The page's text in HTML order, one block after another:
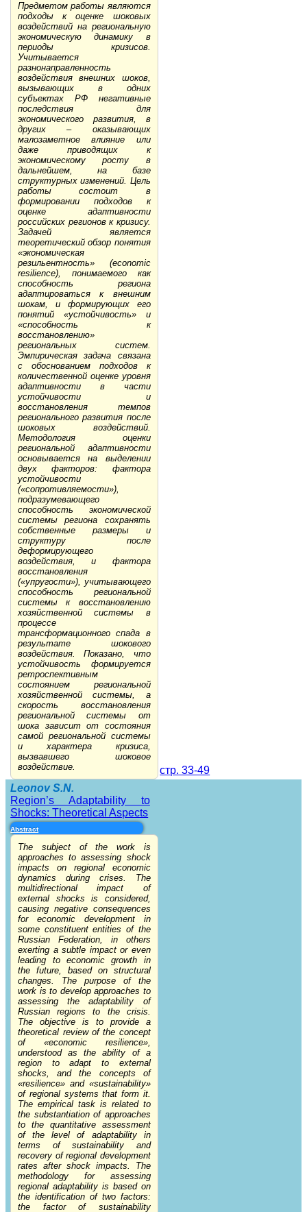
Предметом работы являются
подходы к оценке шоковых
воздействий на региональную
экономическую динамику в
периоды кризисов.
Учитывается
разнонаправленность
воздействия внешних шоков,
вызывающих в одних
субъектах РФ негативные
последствия для
экономического развития, в
других – оказывающих
малозаметное влияние или
даже приводящих к
экономическому росту в
дальнейшем, на базе
структурных изменений. Цель
работы состоит в
формировании подходов к
оценке адаптивности
российских регионов к кризису.
Задачей является
теоретический обзор понятия
«экономическая
резильентность» (economic
resilience), понимаемого как
способность региона
адаптироваться к внешним
шокам, и формирующих его
понятий «устойчивость» и
«способность к
восстановлению»
региональных систем.
Эмпирическая задача связана
с обоснованием подходов к
количественной оценке уровня
адаптивности в части
устойчивости и
восстановления темпов
регионального развития после
шоковых воздействий.
Методология оценки
региональной адаптивности
основывается на выделении
двух факторов: фактора
устойчивости
(«сопротивляемости»),
подразумевающего
способность экономической
системы региона сохранять
собственные размеры и
структуру после
деформирующего
воздействия, и фактора
восстановления
(«упругости»), учитывающего
способность региональной
системы к восстановлению
хозяйственной системы в
процессе
трансформационного спада в
результате шокового
воздействия. Показано, что
устойчивость формируется
ретроспективным
состоянием региональной
хозяйственной системы, а
скорость восстановления
региональной системы от
шока зависит от состояния
самой региональной системы
и характера кризиса,
вызвавшего шоковое
воздействие.
стр. 33-49
Leonov S.N.
Region’s Adaptability to
Shocks: Theoretical Aspects
Abstract
The subject of the work is
approaches to assessing shock
impacts on regional economic
dynamics during crises. The
multidirectional impact of
external shocks is considered,
causing negative consequences
for economic development in
some constituent entities of the
Russian Federation, in others
exerting a subtle impact or even
leading to economic growth in
the future, based on structural
changes. The purpose of the
work is to develop approaches to
assessing the adaptability of
Russian regions to the crisis.
The objective is to provide a
theoretical review of the concept
of «economic resilience»,
understood as the ability of a
region to adapt to external
shocks, and the concepts of
«resilience» and «sustainability»
of regional systems that form it.
The empirical task is related to
the substantiation of approaches
to the quantitative assessment
of the level of adaptability in
terms of sustainability and
recovery of regional development
rates after shock impacts. The
methodology for assessing
regional adaptability is based on
the identification of two factors:
the factor of sustainability